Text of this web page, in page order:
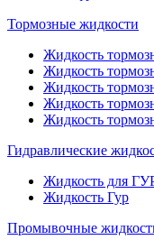
Тормозные жидкости
Жидкость
Жидкость
Жидкость
Жидкость
Жидкость
Гидравлические
Жидкость для
Жидкость Гур
Промывочные